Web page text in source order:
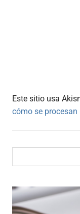
Este sitio usa
cómo se